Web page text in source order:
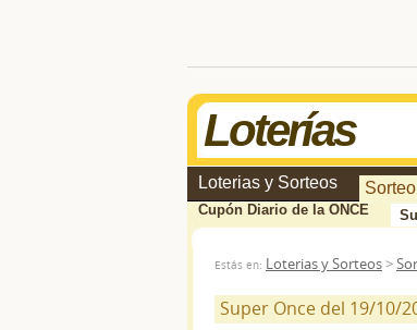
Loterías
Loterias y Sorteos
Cupón Diario de la ONCE
Estás en: Loterias y Sorteos>
Super Once del 19/10/